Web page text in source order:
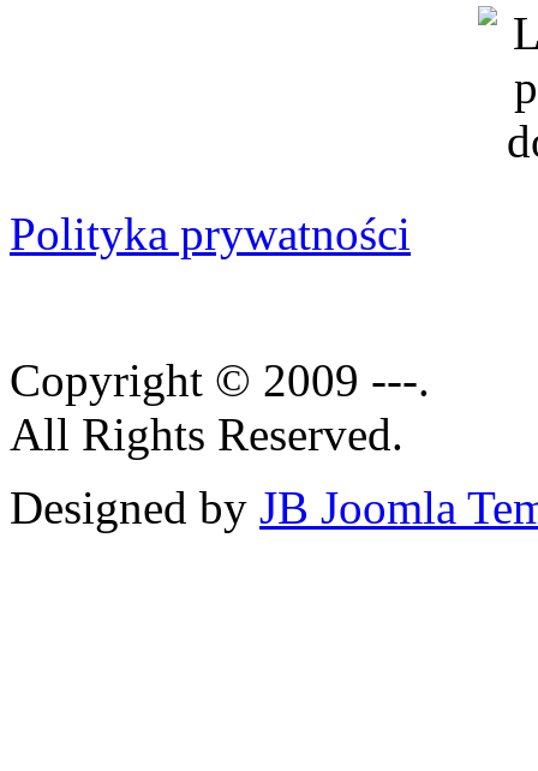
Polityka prywatności
Copyright © 2009 ---.
All Rights Reserved.
Designed by JB Joomla